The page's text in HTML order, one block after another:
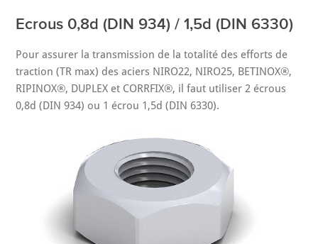
Ecrous 0,8d (DIN 934) / 1,5d (DIN 6330)
Pour assurer la transmission de la totalité des efforts de
traction (TR max) des aciers NIRO22, NIRO25, BETINOX®,
RIPINOX®, DUPLEX et CORRFIX®, il faut utiliser 2 écrous
0,8d (DIN 934) ou 1 écrou 1,5d (DIN 6330).